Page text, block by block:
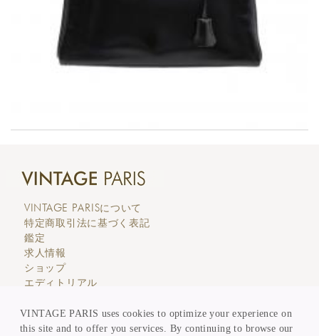
VINTAGE PARIS uses cookies to optimize your experience on
this site and to offer you services. By continuing to browse our
VINTAGE PARISについて
特定商取引法に基づく表記
鑑定
求人情報
ショップ
エディトリアル
価格表示
買取 & 委託販売